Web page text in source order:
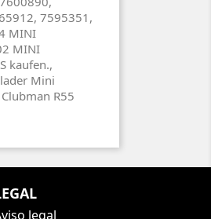
7595351,
MINI
MINI
kaufen.,
Mini
R55
legal